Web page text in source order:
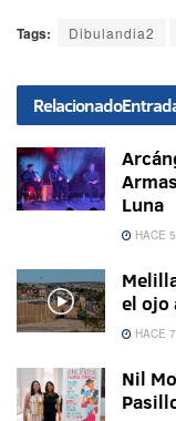
Tags: Dibulandia2
Relacionado
Luna
HACE
el ojo
HACE
Nil